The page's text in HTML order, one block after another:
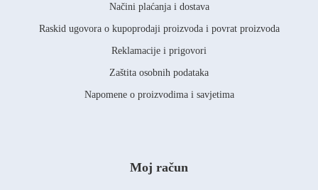
Načini plaćanja i dostava
Raskid ugovora o kupoprodaji proizvoda i povrat proizvoda
Reklamacije i prigovori
Zaštita osobnih podataka
Napomene o proizvodima i savjetima
Moj račun